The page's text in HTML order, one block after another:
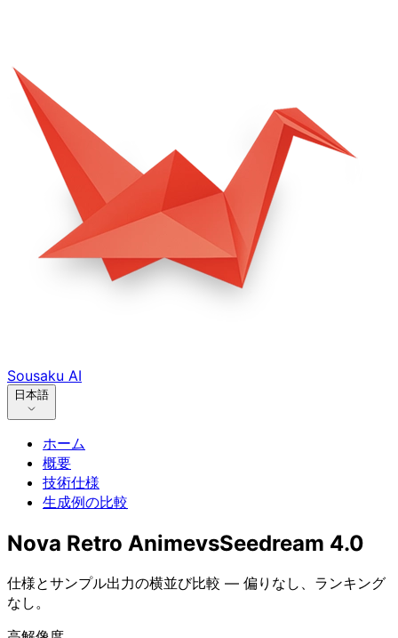
Sousaku AI
日本語
ホーム
概要
技術仕様
生成例の比較
Nova Retro AnimevsSeedream 4.0
仕様とサンプル出力の横並び比較 — 偏りなし、ランキング
なし。